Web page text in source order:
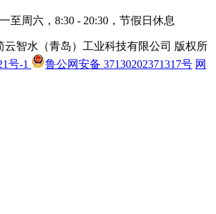
至周六，8:30 - 20:30，节假日休息
云智水（青岛）工业科技有限公司 版权所
号-1 鲁公网安备 37130202371317号 网